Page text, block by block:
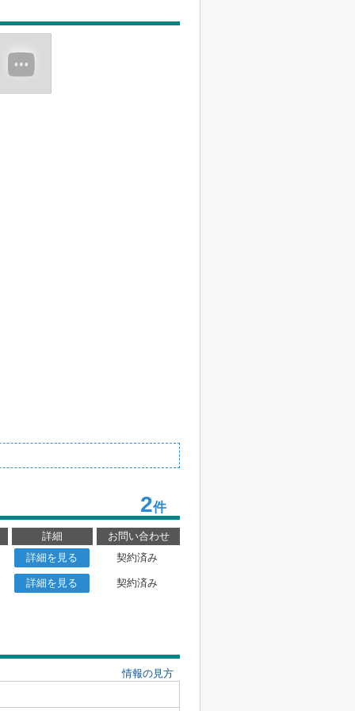
2件
詳細
お問い合わせ
詳細を見る
契約済み
詳細を見る 契約済み
情報の見方